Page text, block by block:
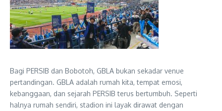
Bagi PERSIB dan Bobotoh, GBLA bukan sekadar venue
pertandingan. GBLA adalah rumah kita, tempat emosi,
kebanggaan, dan sejarah PERSIB terus bertumbuh. Seperti
halnya rumah sendiri, stadion ini layak dirawat dengan